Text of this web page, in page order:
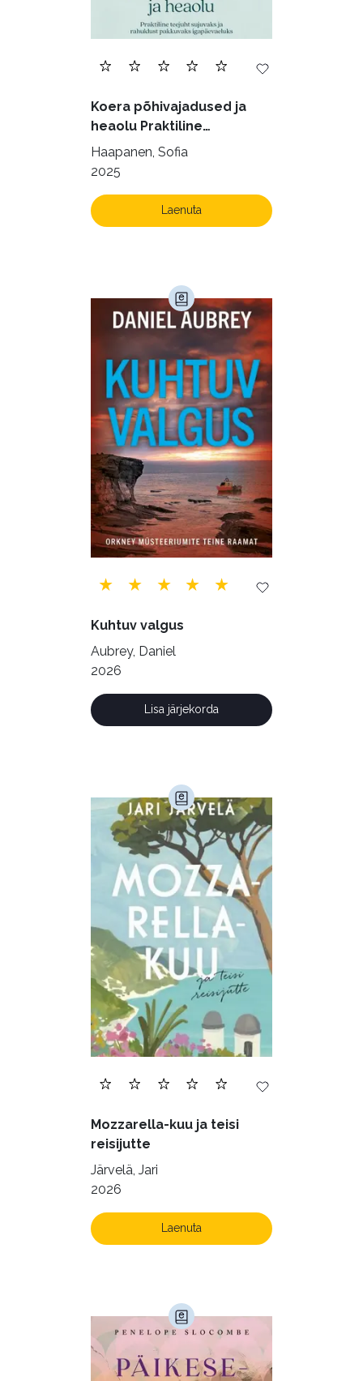
Ilukirjandus (4258)
Krimi ja põnevik (1286)
Kultuur ja teadus (45)
Kunst ja looming (86)
Laste- ja noortekirjandus (581)
Maamajandus (24)
Majandus (34)
Perioodika (15)
Psühholoogia (184)
Rahandus (47)
Religioon (107)
Siseturvalisus (34)
Sport (52)
Tehnika (6)
Telekommunikatsioon (9)
Tervis (147)
Transport (8)
Ulme ja fantaasia (244)
Vabakasutus (423)
Õigus (22)
Koera põhivajadused ja
heaolu Praktiline
käsiraamat sujuvaks ja
rahuldust pakkuvaks
Haapanen, Sofia
2025
Laenuta
Kuhtuv valgus
Aubrey, Daniel
2026
Lisa järjekorda
Mozzarella-kuu ja teisi
reisijutte
Järvelä, Jari
2026
Laenuta